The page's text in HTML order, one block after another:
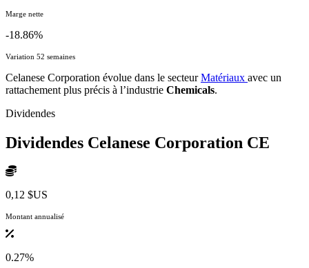
Marge nette
-18.86%
Variation 52 semaines
Celanese Corporation évolue dans le secteurMatériaux avec un
rattachement plus précis à l’industrie Chemicals.
Dividendes
Dividendes Celanese Corporation CE
0,12 $US
Montant annualisé
0.27%